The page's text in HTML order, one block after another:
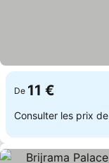
De 11 €
Consulter les prix de